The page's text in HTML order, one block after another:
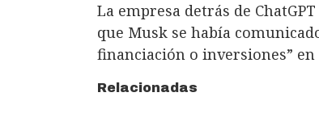
La empresa detrás de
que Musk se había
financiación o inversiones” en
Relacionadas